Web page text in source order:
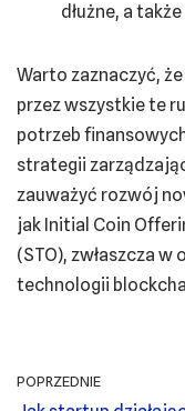
dłużne, a
Warto zaznaczyć,
przez wszystkie te
potrzeb
strategii
zauważyć rozwój
jak Initial Coin
(STO), zwłaszcza
technologii
POPRZEDNIE